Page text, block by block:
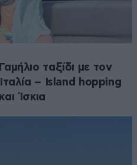
ταξίδι με τον
– Island hopping
Ίσκια